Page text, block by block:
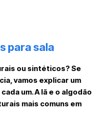
para sala
ou sintéticos? Se
vamos explicar um
um. A lã e o algodão
mais comuns em